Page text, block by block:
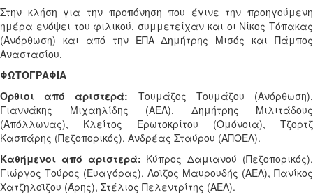
Στην κλήση για την προπόνηση που έγινε την προηγούμενη
ημέρα ενόψει του φιλικού, συμμετείχαν και οι Νίκος Τόπακας
(Ανόρθωση) και από την ΕΠΑ Δημήτρης Μισός και Πάμπος
Αναστασίου.
ΦΩΤΟΓΡΑΦΙΑ
Όρθιοι από αριστερά: Τουμάζος Τουμάζου (Ανόρθωση),
Γιαννάκης Μιχαηλίδης (ΑΕΛ), Δημήτρης Μιλιτάδους
(Απόλλωνας), Κλείτος Ερωτοκρίτου (Ομόνοια), Τζορτζ
Κασπάρης (Πεζοπορικός), Ανδρέας Σταύρου (ΑΠΟΕΛ).
Καθήμενοι από αριστερά: Κύπρος Δαμιανού (Πεζοπορικός),
Γιώργος Τούρος (Ευαγόρας), Λοϊζος Μαυρουδής (ΑΕΛ), Πανίκος
Χατζηλοϊζου (Άρης), Στέλιος Πελεντρίτης (ΑΕΛ).